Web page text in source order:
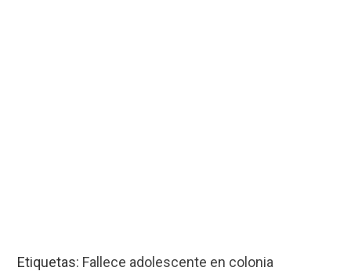
Etiquetas: Fallece adolescente en colonia